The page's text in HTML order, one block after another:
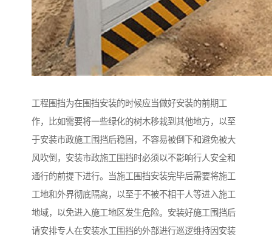
工程围挡为在围挡安装的时候应当做好安装的前期工
作，比如需要将一些绿化的树木移栽到其他地方，以至
于安装市政施工围挡后稳固，不容易被倒下和避免被大
风吹倒，安装市政施工围挡时必须以不影响行人安全和
通行的前提下进行。当施工围挡安装完毕后需要将施工
工地和外界彻底隔离，以至于不被不相干人等进入施工
地域，以免进入施工地区发生危险。安装好施工围挡后
请安排专人在安装水工围挡的外部进行巡逻维持因安装